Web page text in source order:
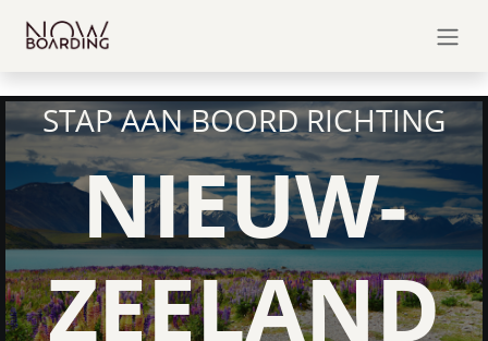
STAP AAN BOORD RICHTING
NIEUW-
ZEELAND